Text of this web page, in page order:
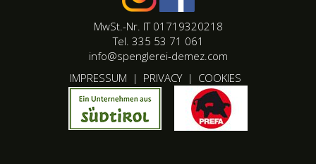
MwSt.-Nr. IT 01719320218
Tel. 335 53 71 061
info@spenglerei-demez.com
IMPRESSUM | PRIVACY | COOKIES